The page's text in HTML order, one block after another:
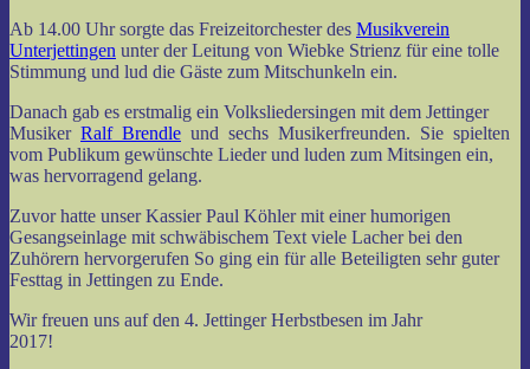
Ab 14.00 Uhr sorgte das Freizeitorchester des Musikverein
Unterjettingen unter der Leitung von Wiebke Strienz für eine tolle
Stimmung und lud die Gäste zum Mitschunkeln ein.
Danach gab es erstmalig ein Volksliedersingen mit dem Jettinger
Musiker Ralf Brendle und sechs Musikerfreunden. Sie spielten
vom Publikum gewünschte Lieder und luden zum Mitsingen ein,
was hervorragend gelang.
Zuvor hatte unser Kassier Paul Köhler mit einer humorigen
Gesangseinlage mit schwäbischem Text viele Lacher bei den
Zuhörern hervorgerufen So ging ein für alle Beteiligten sehr guter
Festtag in Jettingen zu Ende.
Wir freuen uns auf den 4. Jettinger Herbstbesen im Jahr
2017!